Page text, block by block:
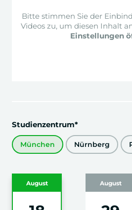
Angewandte Datenanalyse
Eventmanagement
Corporate Communication
Kommunikations-
Festival
Sport & Event
Bitte stimmen Sie der
Videos zu, um diesen Inhalt
Einstellungen
Studienzentrum*
München Nürnberg
August August